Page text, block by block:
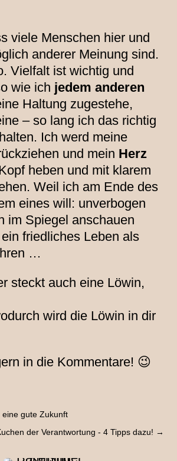
viele Menschen hier und
anderer Meinung sind.
Vielfalt ist wichtig und
wie ich jedem anderen
Haltung zugestehe,
– so lang ich das richtig
Ich werd meine
und mein Herz
heben und mit klarem
Weil ich am Ende des
eines will: unverbogen
im Spiegel anschauen
friedliches Leben als
…
steckt auch eine Löwin,
wird die Löwin in dir
in die Kommentare! 😉
eine gute Zukunft
der Verantwortung - 4 Tipps dazu! →